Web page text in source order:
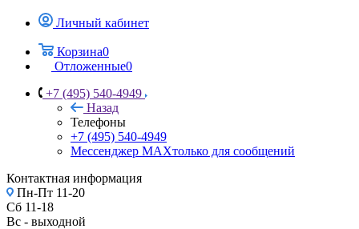
Личный кабинет
Корзина0
Отложенные0
+7 (495) 540-4949
Назад
Телефоны
+7 (495) 540-4949
Мессенджер МАХтолько для сообщений
Контактная информация
Пн-Пт 11-20
Сб 11-18
Вс - выходной